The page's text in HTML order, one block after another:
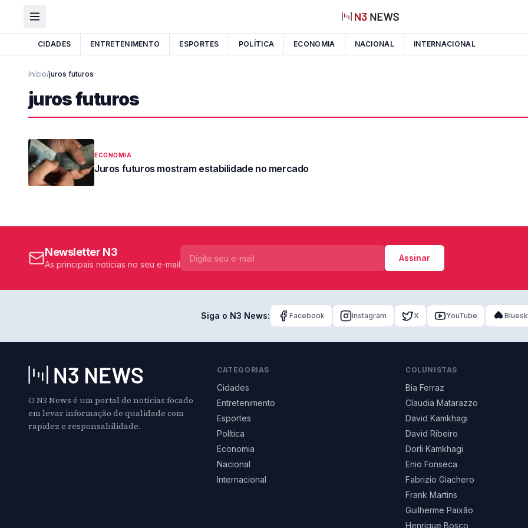
CIDADES ENTRETENIMENTO ESPORTES POLÍTICA ECONOMIA NACIONAL INTERNACIONAL
Início/juros futuros
juros futuros
ECONOMIA
Juros futuros mostram estabilidade no mercado
Newsletter N3
As principais notícias no seu e-mail
Assinar
Siga o N3 News: Facebook Instagram X YouTube
O N3 News é um portal de notícias focado
em levar informação de qualidade com
rapidez e responsabilidade.
CATEGORIAS
Cidades
Entretenimento
Esportes
Política
Economia
Nacional
Internacional
COLUNISTAS
Bia Ferraz
Claudia Matarazzo
David Kamkhagi
David Ribeiro
Dorli Kamkhagi
Enio Fonseca
Fabrizio Giachero
Frank Martins
Guilherme Paixão
Henrique Bosco